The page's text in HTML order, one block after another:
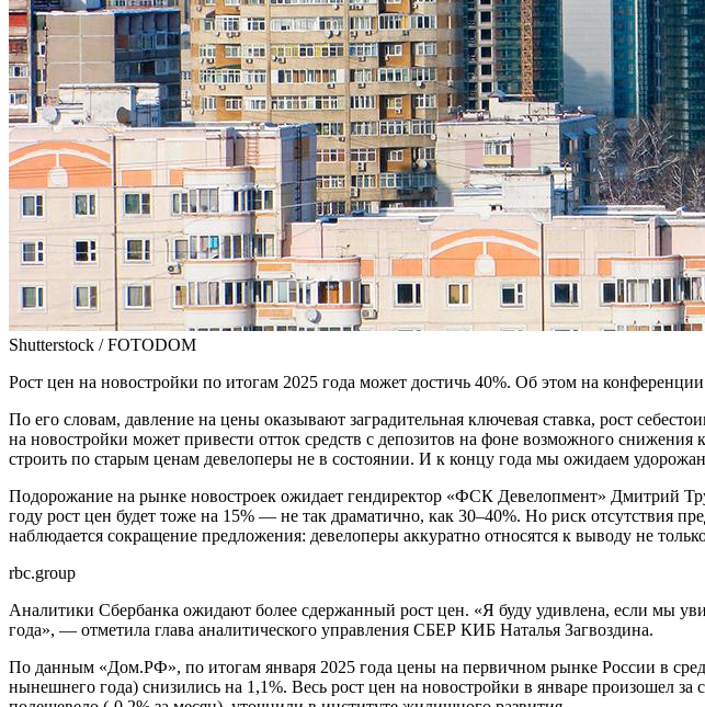
Shutterstock / FOTODOM
Рост цен на новостройки по итогам 2025 года может достичь 40%. Об этом на
По его словам, давление на цены оказывают заградительная ключевая ставка, рост
на новостройки может привести отток средств с депозитов на фоне возможного
строить по старым ценам девелоперы не в состоянии. И к концу года мы ожидаем
Подорожание на рынке новостроек ожидает гендиректор «ФСК Девелопмент» Дмитрий
году рост цен будет тоже на 15% — не так драматично, как 30–40%. Но риск отсутствия
наблюдается сокращение предложения: девелоперы аккуратно относятся к выводу не
rbc.group
Аналитики Сбербанка ожидают более сдержанный рост цен. «Я буду удивлена, если мы
года», — отметила глава аналитического управления СБЕР КИБ Наталья Загвоздина.
По данным «Дом.РФ», по итогам января 2025 года цены на первичном рынке России в
нынешнего года) снизились на 1,1%. Весь рост цен на новостройки в январе произошел